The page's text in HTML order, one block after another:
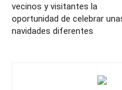
vecinos y visitantes la
oportunidad de celebrar
navidades diferentes